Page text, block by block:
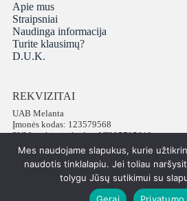
Apie mus
Straipsniai
Naudinga informacija
Turite klausimų?
D.U.K.
REKVIZITAI
UAB Melanta
Įmonės kodas: 123579568
PVM mokėtojo kodas: LT235795610
Adresas: Vokiečių g. 16, LT-01130 Vilnius
Telefonas: +37065672540
Mes naudojame slapukus, kurie
naudotis tinklalapiu. Jei toliau
tolygu Jūsų sutikimui su
Gerai